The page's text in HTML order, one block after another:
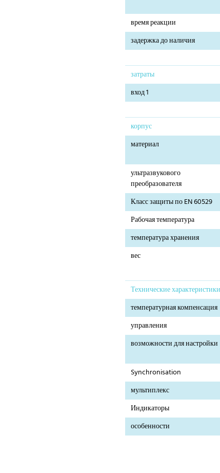
время реакции
задержка до наличия
затраты
вход 1
корпус
материал
ультразвукового
преобразователя
Класс защиты по EN 60529
Рабочая температура
температура хранения
вес
Технические
температурная компенсация
управления
возможности для настройки
Synchronisation
мультиплекс
Индикаторы
особенности